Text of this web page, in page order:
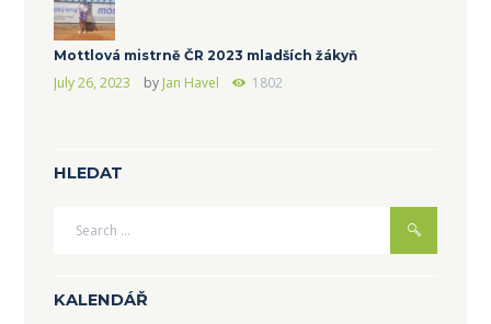
Mottlová mistrně ČR 2023 mladších žákyň
July 26, 2023 by Jan Havel 1802
HLEDAT
KALENDÁŘ